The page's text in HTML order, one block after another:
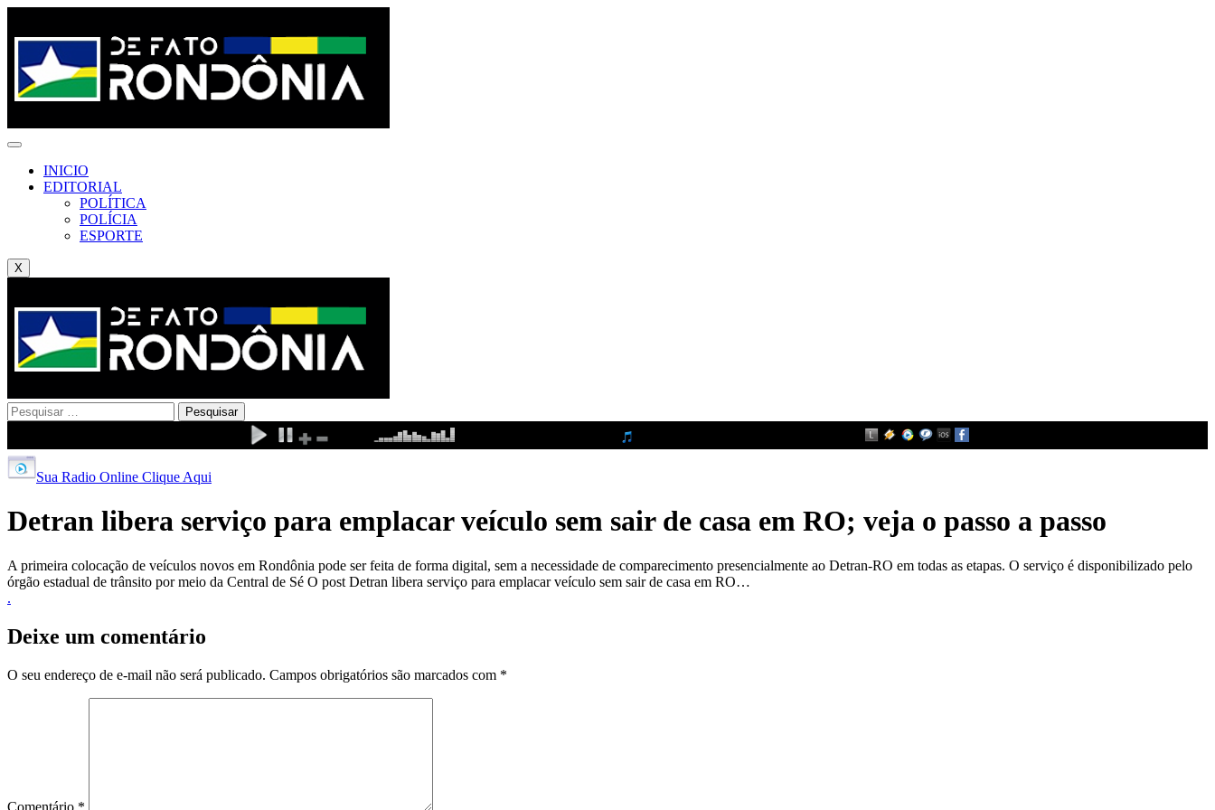
INICIO
EDITORIAL
POLÍTICA
POLÍCIA
ESPORTE
X
Pesquisar
por:
Sua Radio Online Clique Aqui
Detran libera serviço para emplacar veículo sem sair de casa em RO; veja o passo a passo
A primeira colocação de veículos novos em Rondônia pode ser feita de forma digital, sem a necessidade de comparecimento presencialmente ao Detran-RO em todas as etapas. O serviço é disponibilizado pelo
órgão estadual de trânsito por meio da Central de Sé O post Detran libera serviço para emplacar veículo sem sair de casa em RO…
.
Deixe um comentário
O seu endereço de e-mail não será publicado. Campos obrigatórios são marcados com *
Comentário *